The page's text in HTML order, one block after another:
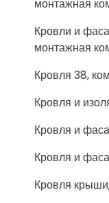
монтажная
Кровли и
монтажная
Кровля 38,
Кровля и
Кровля и
Кровля и
Кровля